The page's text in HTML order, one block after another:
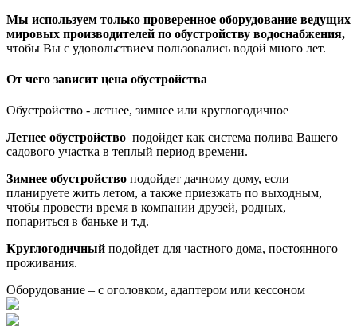
Мы используем только проверенное оборудование ведущих
мировых производителей по обустройству водоснабжения,
чтобы Вы с удовольствием пользовались водой много лет.
От чего зависит цена обустройства
Обустройство - летнее, зимнее или круглогодичное
Летнее обустройство подойдет как система полива Вашего
садового участка в теплый период времени.
Зимнее обустройство подойдет дачному дому, если
планируете жить летом, а также приезжать по выходным,
чтобы провести время в компании друзей, родных,
попариться в баньке и т.д.
Круглогодичный подойдет для частного дома, постоянного
проживания.
Оборудование – с оголовком, адаптером или кессоном